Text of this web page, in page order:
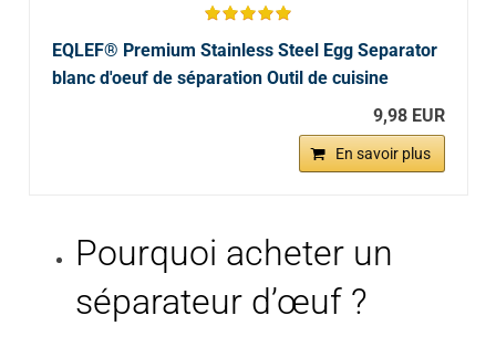
EQLEF® Premium Stainless Steel Egg Separator
blanc d'oeuf de séparation Outil de cuisine
9,98 EUR
En savoir plus
Pourquoi acheter un
séparateur d’œuf ?